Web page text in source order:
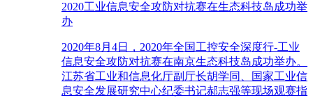
2020工业信息安全攻防对抗赛在生态科技岛成功举
办
2020年8月4日，2020年全国工控安全深度行-工业
信息安全攻防对抗赛在南京生态科技岛成功举办。
江苏省工业和信息化厅副厅长胡学同、国家工业信
息安全发展研究中心纪委书记郝志强等现场观赛指